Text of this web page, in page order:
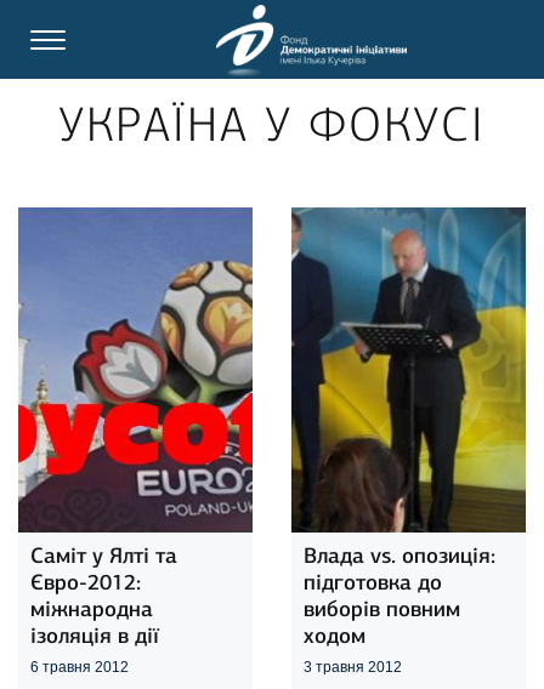
УКРАЇНА У ФОКУСІ
Саміт у Ялті та
Євро-2012:
міжнародна
ізоляція в дії
6 травня 2012
Влада vs. опозиція:
підготовка до
виборів повним
ходом
3 травня 2012